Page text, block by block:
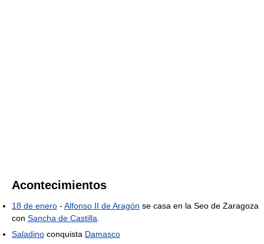
Acontecimientos
18 de enero - Alfonso II de Aragón se casa en la Seo de Zaragoza
con Sancha de Castilla
Saladino conquista Damasco